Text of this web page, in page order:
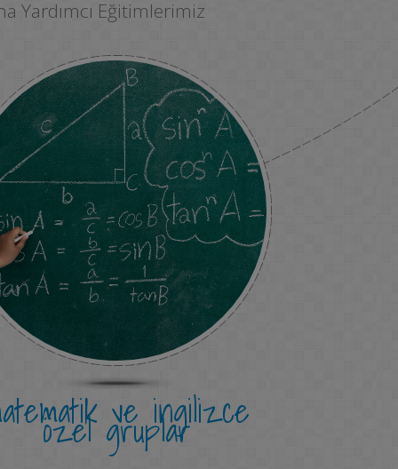
ÖZEL DERS
Yardımcı Eğitimlerimiz
ve ingilizce
özel gruplar